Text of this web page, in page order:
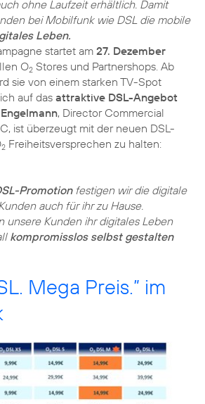
ohne Laufzeit erhältlich. Damit
bei Mobilfunk wie DSL die mobile
Leben.
startet am 27. Dezember
O2 Stores und Partnershops. Ab
sie von einem starken TV-Spot
auf das attraktive DSL-Angebot
, Director Commercial
ist überzeugt mit der neuen DSL-
2 Freiheitsversprechen zu halten:
Promotionfestigen wir die digitale
auch für ihr zu Hause.
unsere Kunden ihr digitales Leben
kompromisslos selbst gestalten
Mega Preis.” im